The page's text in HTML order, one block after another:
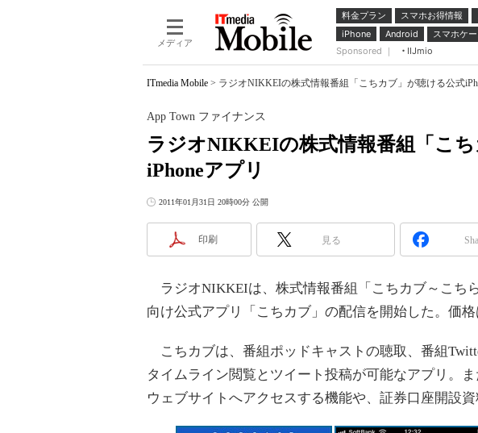
メディア
料金プラン スマホお得情報
iPhone
Android スマホケー
Sponsored ｜
IIJmio
ITmedia Mobile > ラジオNIKKEIの株式情報番組「こちカブ」が聴ける公式
ラジオNIKKEIの株式情報番組「こ
iPhoneアプリ
App Town ファイナンス
2011年01月31日 20時00分 公開
印刷 見る
ラジオNIKKEIは、株式情報番組「こちカブ～こち
向け公式アプリ「こちカブ」の配信を開始した。価格
こちカブは、番組ポッドキャストの聴取、番組
タイムライン閲覧とツイート投稿が可能なアプリ。
ウェブサイトへアクセスする機能や、証券口座開設資